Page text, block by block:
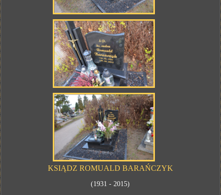
KSIĄDZ ROMUALD BARAŃCZYK
(1931 - 2015)